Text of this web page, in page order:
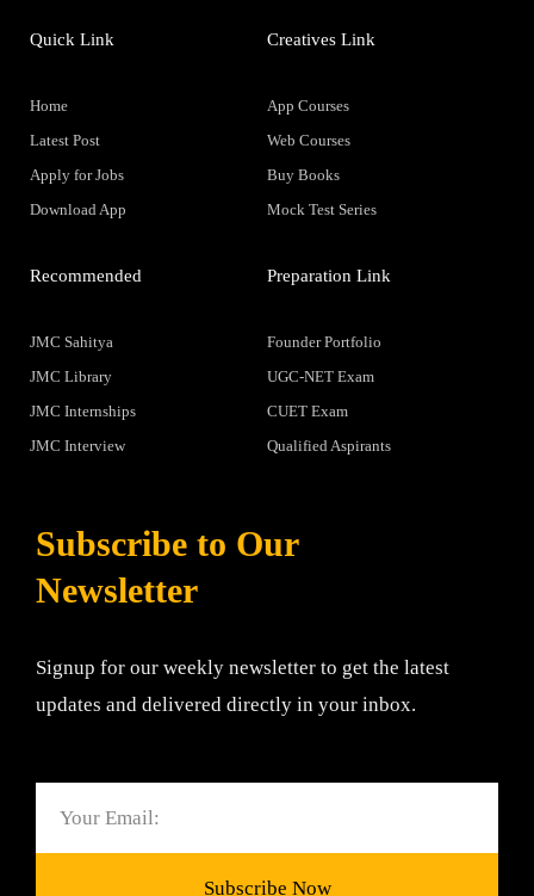
Quick Link
Home
Latest Post
Apply for Jobs
Download App
Creatives Link
App Courses
Web Courses
Buy Books
Mock Test Series
Recommended
JMC Sahitya
JMC Library
JMC Internships
JMC Interview
Preparation Link
Founder Portfolio
UGC-NET Exam
CUET Exam
Qualified Aspirants
Subscribe to Our
Newsletter
Signup for our weekly newsletter to get the latest
updates and delivered directly in your inbox.
Subscribe Now